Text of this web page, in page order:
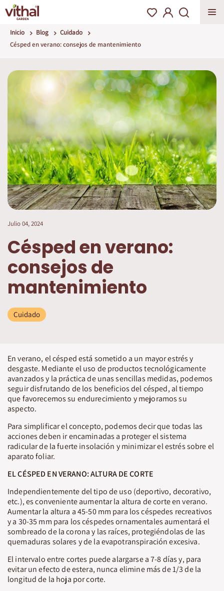
Inicio Blog
Cuidado
Césped en verano: consejos de mantenimiento
Julio 04, 2024
Césped en verano:
consejos de
mantenimiento
Cuidado
En verano, el césped está sometido a un mayor estrés y
desgaste. Mediante el uso de productos tecnológicamente
avanzados y la práctica de unas sencillas medidas, podemos
seguir disfrutando de los beneficios del césped, al tiempo
que favorecemos su endurecimiento y mejoramos su
aspecto.
Para simplificar el concepto, podemos decir que todas las
acciones deben ir encaminadas a proteger el sistema
radicular de la fuerte insolación y minimizar el estrés sobre el
aparato foliar.
EL CÉSPED EN VERANO: ALTURA DE CORTE
Independientemente del tipo de uso (deportivo, decorativo,
etc.), es conveniente aumentar la altura de corte en verano.
Aumentar la altura a 45-50 mm para los céspedes recreativos
y a 30-35 mm para los céspedes ornamentales aumentará el
sombreado de la corona y las raíces, protegiéndolas de las
quemaduras solares y de la evapotranspiración excesiva.
El intervalo entre cortes puede alargarse a 7-8 días y, para
evitar un efecto de estera, nunca elimine más de 1/3 de la
longitud de la hoja por corte.